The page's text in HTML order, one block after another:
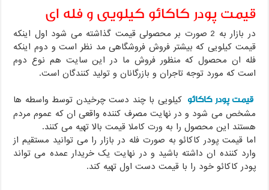
قیمت پودر کاکائو کیلویی و فله ای
در بازار به 2 صورت بر محصولی قیمت گذاشته می شود اول اینکه
قیمت کیلویی که بیشتر فروش فروشگاهی مد نظر است و دوم اینکه
فله ان محصول که منظور فروش ما در این سایت هم نوع دوم
است که مورد توجه تاجران و بازرگانان و تولید کنندگان است.
قیمت پودر کاکائو کیلویی با چند دست چرخیدن توسط واسطه ها
مشخص می شود و در نهایت مصرف کننده واقعی ان که عموم مردم
هستند این محصول را به ورت کاملا قیمت بالا تهیه می کنند.
اما قیمت پودر کاکائو به صورت فله در بازار را می توانید مستقیم از
وارد کننده ان داشته باشید و در نهایت یک خریدار عمده می تواند
پودر کاکائو خود را با قیمت دست اول تهیه کند.